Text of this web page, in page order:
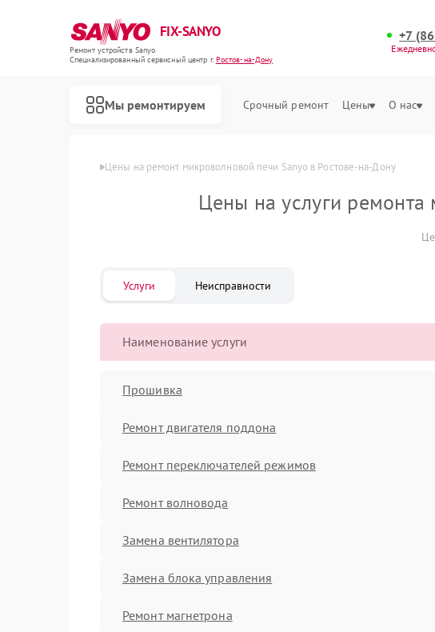
FIX-SANYO
Ремонт устройств Sanyo
Специализированный cервисный центр г.Ростов-на-Дону
+7
Мы ремонтируем Срочный ремонт Цены О нас
Цены Цены на ремонт микроволновой печи Sanyo в Ростове-на-Дону
Цены на услуги
Услуги Неисправности
Наименование услуги
Прошивка
Ремонт двигателя поддона
Ремонт переключателей режимов
Ремонт волновода
Замена вентилятора
Замена блока управления
Ремонт магнетрона